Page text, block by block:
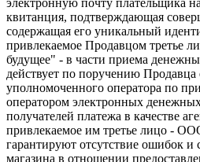
квитанция, подтверждающая
содержащая его уникальный
привлекаемое Продавцом третье
будущее" - в части приема
действует по поручению
уполномоченного оператора по
оператором электронных денежных
получателей платежа в качестве
привлекаемое им третье лицо -
гарантируют отсутствие ошибок и
магазина в отношении